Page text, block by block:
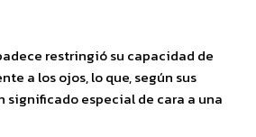
restringió su capacidad de
a los ojos, lo que, según sus
significado especial de cara a una